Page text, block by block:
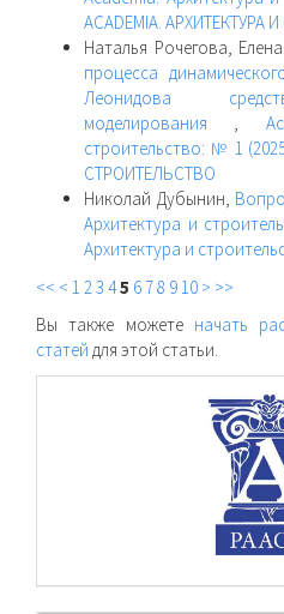
ACADEMIA.
Наталья Рочегова,
процесса
Леонидова
моделирования ,
строительство: № 1
СТРОИТЕЛЬСТВО
Николай Дубынин,
Архитектура и
Архитектура и
<< < 1 23 45 6 78 9 10 > >>
Вы также можете начать
статей для этой статьи.